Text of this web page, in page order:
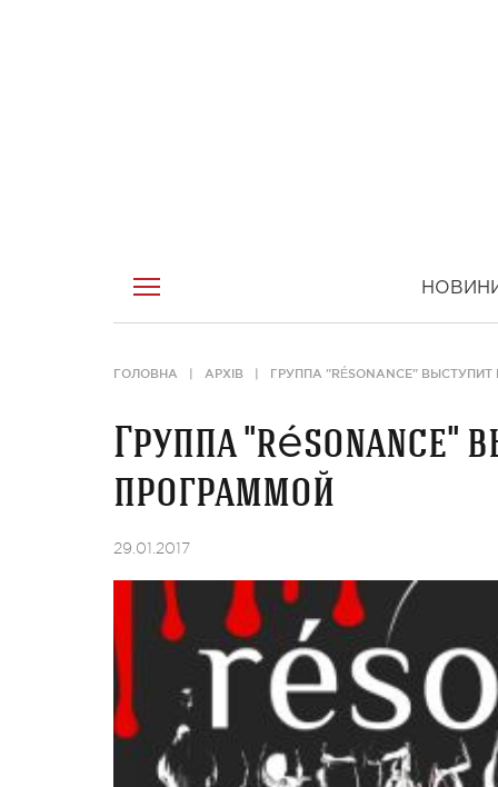
ГОЛОВНА АРХІВ ГРУППА "RÉSONANCE"
Группа "résonance"
программой
29.01.2017